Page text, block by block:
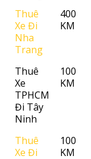
Thuê
Xe Đi
Nha
Trang
400
KM
Thuê
Xe
TPHCM
Đi Tây
Ninh
100
KM
Thuê
Xe Đi
100
KM